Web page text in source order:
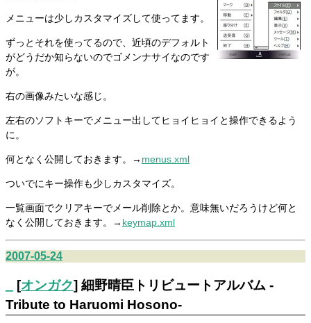
メニューは少しカスタマイズして使ってます。
ずっとそれを使ってるので、近頃のデフォルト
がどうだか知らないのでゴメンナサイなのです
が。
右の画像みたいな感じ。
左右のソフトキーでメニュー出してヒョイヒョイと操作できるよう
に。
何となく公開しておきます。→ menus.xml
ついでにキー操作も少しカスタマイズ。
一覧画面でクリアキーでメール削除とか。意味無いだろうけど何と
なく公開しておきます。→ keymap.xml
2007-05-24
[オンガク] 細野晴臣トリビュートアルバム -
Tribute to Haruomi Hosono-